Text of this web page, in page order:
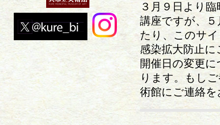
３月９日より
講座ですが、
たり、このサ
感染拡大防止
開催日の変更
ります。もし
術館にご連絡